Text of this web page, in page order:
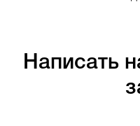
Написать